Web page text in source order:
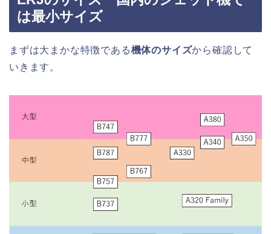
は最小サイズ
まずは大まかな特徴である機体のサイズから確認して
いきます。